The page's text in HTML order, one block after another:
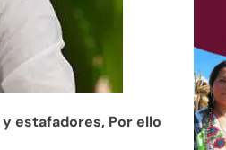
estafadores, Por ello